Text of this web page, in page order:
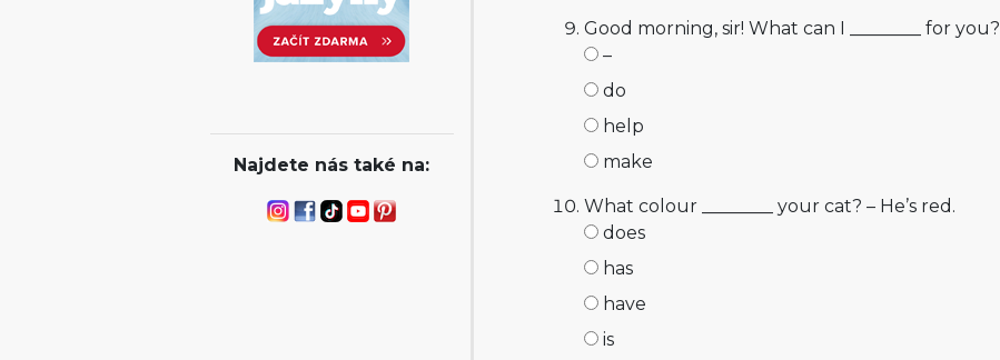
Najdete nás také na:
Good morning, sir! What can I ________ for you?
–
do
help
make
What colour ________ your cat? – He’s red.
does
has
have
is